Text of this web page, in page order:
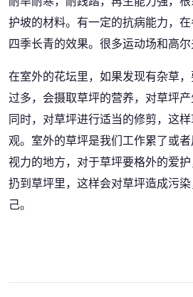
护坡的材料。有一定的抗病能力，
四季长青的效果。很多运动场和高
在室外的花坛里，如果发现有杂草
过多，会摄取草坪的营养，对草坪
同时，对草坪进行适当的修剪，这
观。室外的草坪是我们工作累了或
视力的地方，对于草坪要格外的爱
扔到草坪里，这样会对草坪造成污
己。